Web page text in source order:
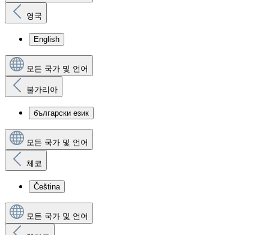
영국
English
모든 국가 및 언어
불가리아
български език
모든 국가 및 언어
체코
Čeština
모든 국가 및 언어